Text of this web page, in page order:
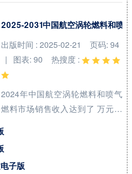
将达到 %。 全球水电解制氢催化
Production from Water
Electrolysis）核心厂商包括田中
贵金属集团和庄信万丰等，前两
大厂商占有全球大约7...
2025-2031中国航空涡轮燃料和喷
出版时间 : 2025-02-21
页码: 94
| 图表: 90
热搜度 :
2024年中国航空涡轮燃料和喷气
燃料市场销售收入达到了 万元，
2025-2031期间年复合增长率
(CAGR)为 %。本研究项目旨在梳
理航空涡轮燃料和喷气燃料领域
子版